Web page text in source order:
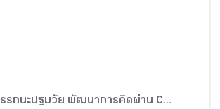
รรถนะปฐมวัย พัฒนาการคิดผ่าน C...